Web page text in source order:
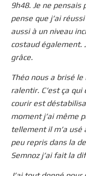
9h48. Je ne pensais
pense que j’ai
aussi à un niveau
costaud également.
grâce.
Théo nous a brisé
ralentir. C’est ça
courir est
moment j’ai même
tellement il m’a usé
peu repris dans la
Semnoz j’ai fait la